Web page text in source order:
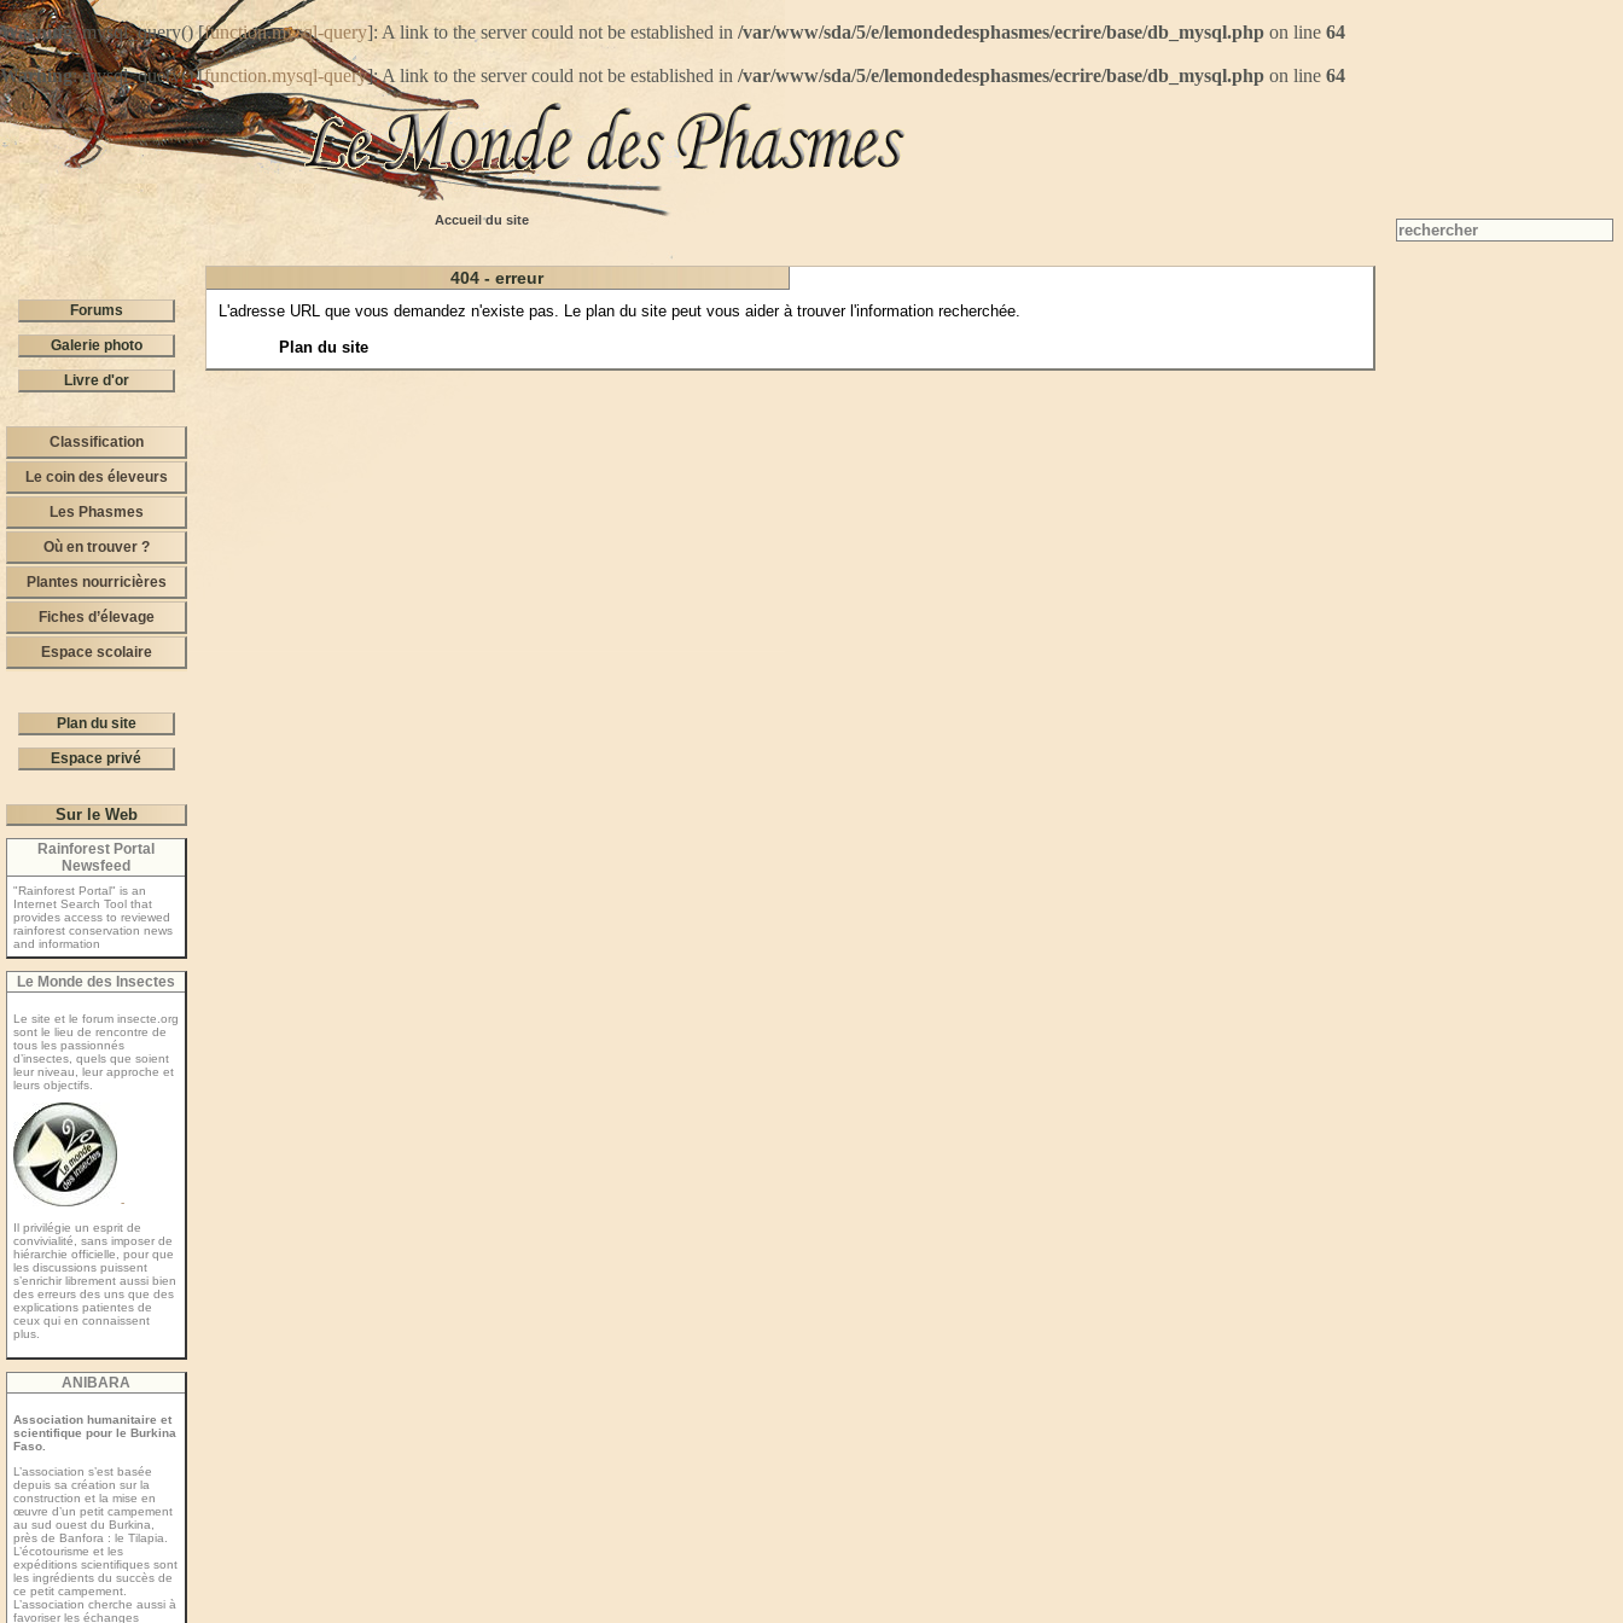
Warning: mysql_query() [function.mysql-query]: A link to the server could not be established in /var/www/sda/5/e/lemondedesphasmes/ecrire/base/db_mysql.php on line 64
Warning: mysql_query() [function.mysql-query]: A link to the server could not be established in /var/www/sda/5/e/lemondedesphasmes/ecrire/base/db_mysql.php on line 64
Accueil du site
Forums
Galerie photo
Livre d'or
Classification
Le coin des éleveurs
Les Phasmes
Où en trouver ?
Plantes nourricières
Fiches d’élevage
Espace scolaire
Plan du site
Espace privé
Sur le Web
Rainforest Portal
Newsfeed
"Rainforest Portal" is an
Internet Search Tool that
provides access to reviewed
rainforest conservation news
and information
Le Monde des Insectes
Le site et le forum insecte.org
sont le lieu de rencontre de
tous les passionnés
d’insectes, quels que soient
leur niveau, leur approche et
leurs objectifs.
-
Il privilégie un esprit de
convivialité, sans imposer de
hiérarchie officielle, pour que
les discussions puissent
s’enrichir librement aussi bien
des erreurs des uns que des
explications patientes de
ceux qui en connaissent
plus.
ANIBARA
Association humanitaire et
scientifique pour le Burkina
Faso.
L’association s’est basée
depuis sa création sur la
construction et la mise en
œuvre d’un petit campement
au sud ouest du Burkina,
près de Banfora : le Tilapia.
L’écotourisme et les
expéditions scientiﬁques sont
les ingrédients du succès de
ce petit campement.
L’association cherche aussi à
favoriser les échanges
404 - erreur
L'adresse URL que vous demandez n'existe pas. Le plan du site peut vous aider à trouver l'information recherchée.
Plan du site